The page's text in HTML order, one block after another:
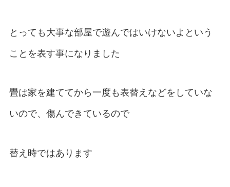
とっても大事な部屋で遊んではいけないよという
ことを表す事になりました
畳は家を建ててから一度も表替えなどをしていな
いので、傷んできているので
替え時ではあります